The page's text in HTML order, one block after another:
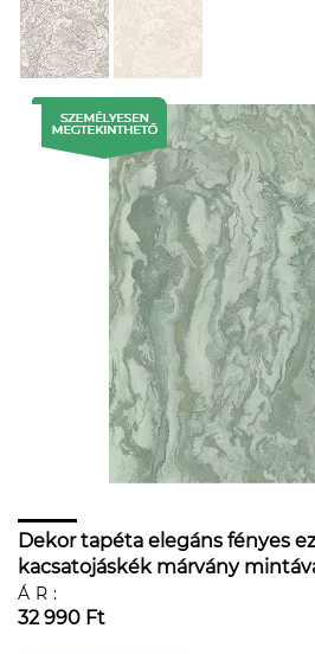
Dekor tapéta elegáns fényes
kacsatojáskék márvány
ÁR:
32 990 Ft